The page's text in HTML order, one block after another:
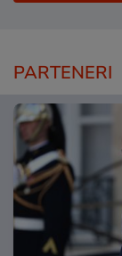
PARTENERI